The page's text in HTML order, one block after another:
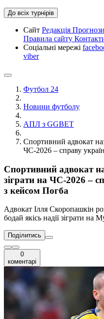
До всіх турнірів
Сайт Редакція Прогнози
Правила сайту
Соціальні мережі
viber
Футбол 24
Новини футболу
АПЛ з GGBET
Спортивний адвокат
ЧС-2026 – справу
Спортивний адвокат
зіграти на ЧС-2026 –
з кейсом Погба
Адвокат Ілля Скоропашкін
бодай якісь надії зіграти на
Поділитись
0
коментарі